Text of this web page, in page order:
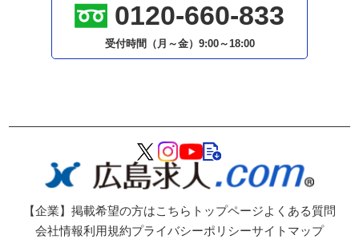
0120-660-833
受付時間（月～金） 9:00～18:00
【企業】掲載希望の方はこちら トップページよくある質問
会社情報利用規約プライバシーポリシーサイトマップ